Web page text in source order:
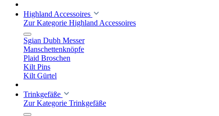
Highland Accessoires
Zur Kategorie Highland Accessoires
Sgian Dubh Messer
Manschettenknöpfe
Plaid Broschen
Kilt Pins
Kilt Gürtel
Trinkgefäße
Zur Kategorie Trinkgefäße